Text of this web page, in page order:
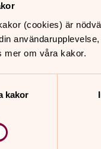
(cookies) är
mer om våra kakor.
kakor